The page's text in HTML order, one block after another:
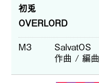
初兎
OVERLORD
M3
SalvatOS
作曲 / 編曲